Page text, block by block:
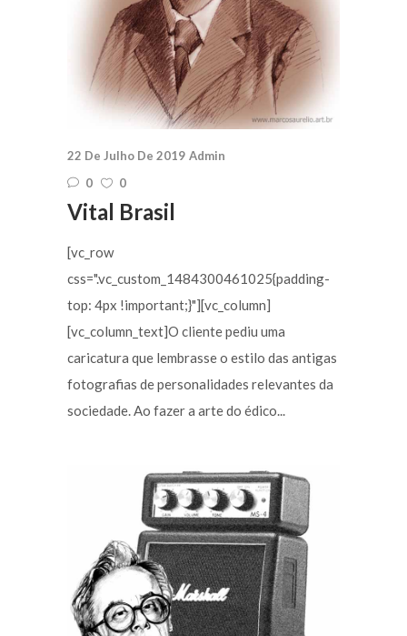
22 De Julho De 2019 Admin
0
0
Vital Brasil
[vc_row
css=".vc_custom_1484300461025{padding-
top: 4px !important;}"][vc_column]
[vc_column_text]O cliente pediu uma
caricatura que lembrasse o estilo das antigas
fotografias de personalidades relevantes da
sociedade. Ao fazer a arte do édico...